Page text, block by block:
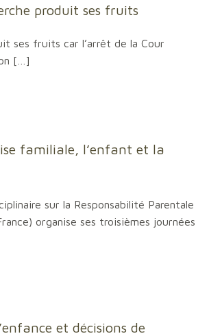
produit ses fruits
ses fruits car l’arrêt de la Cour
[…]
familiale, l’enfant et la
sur la Responsabilité Parentale
organise ses troisièmes journées
et décisions de